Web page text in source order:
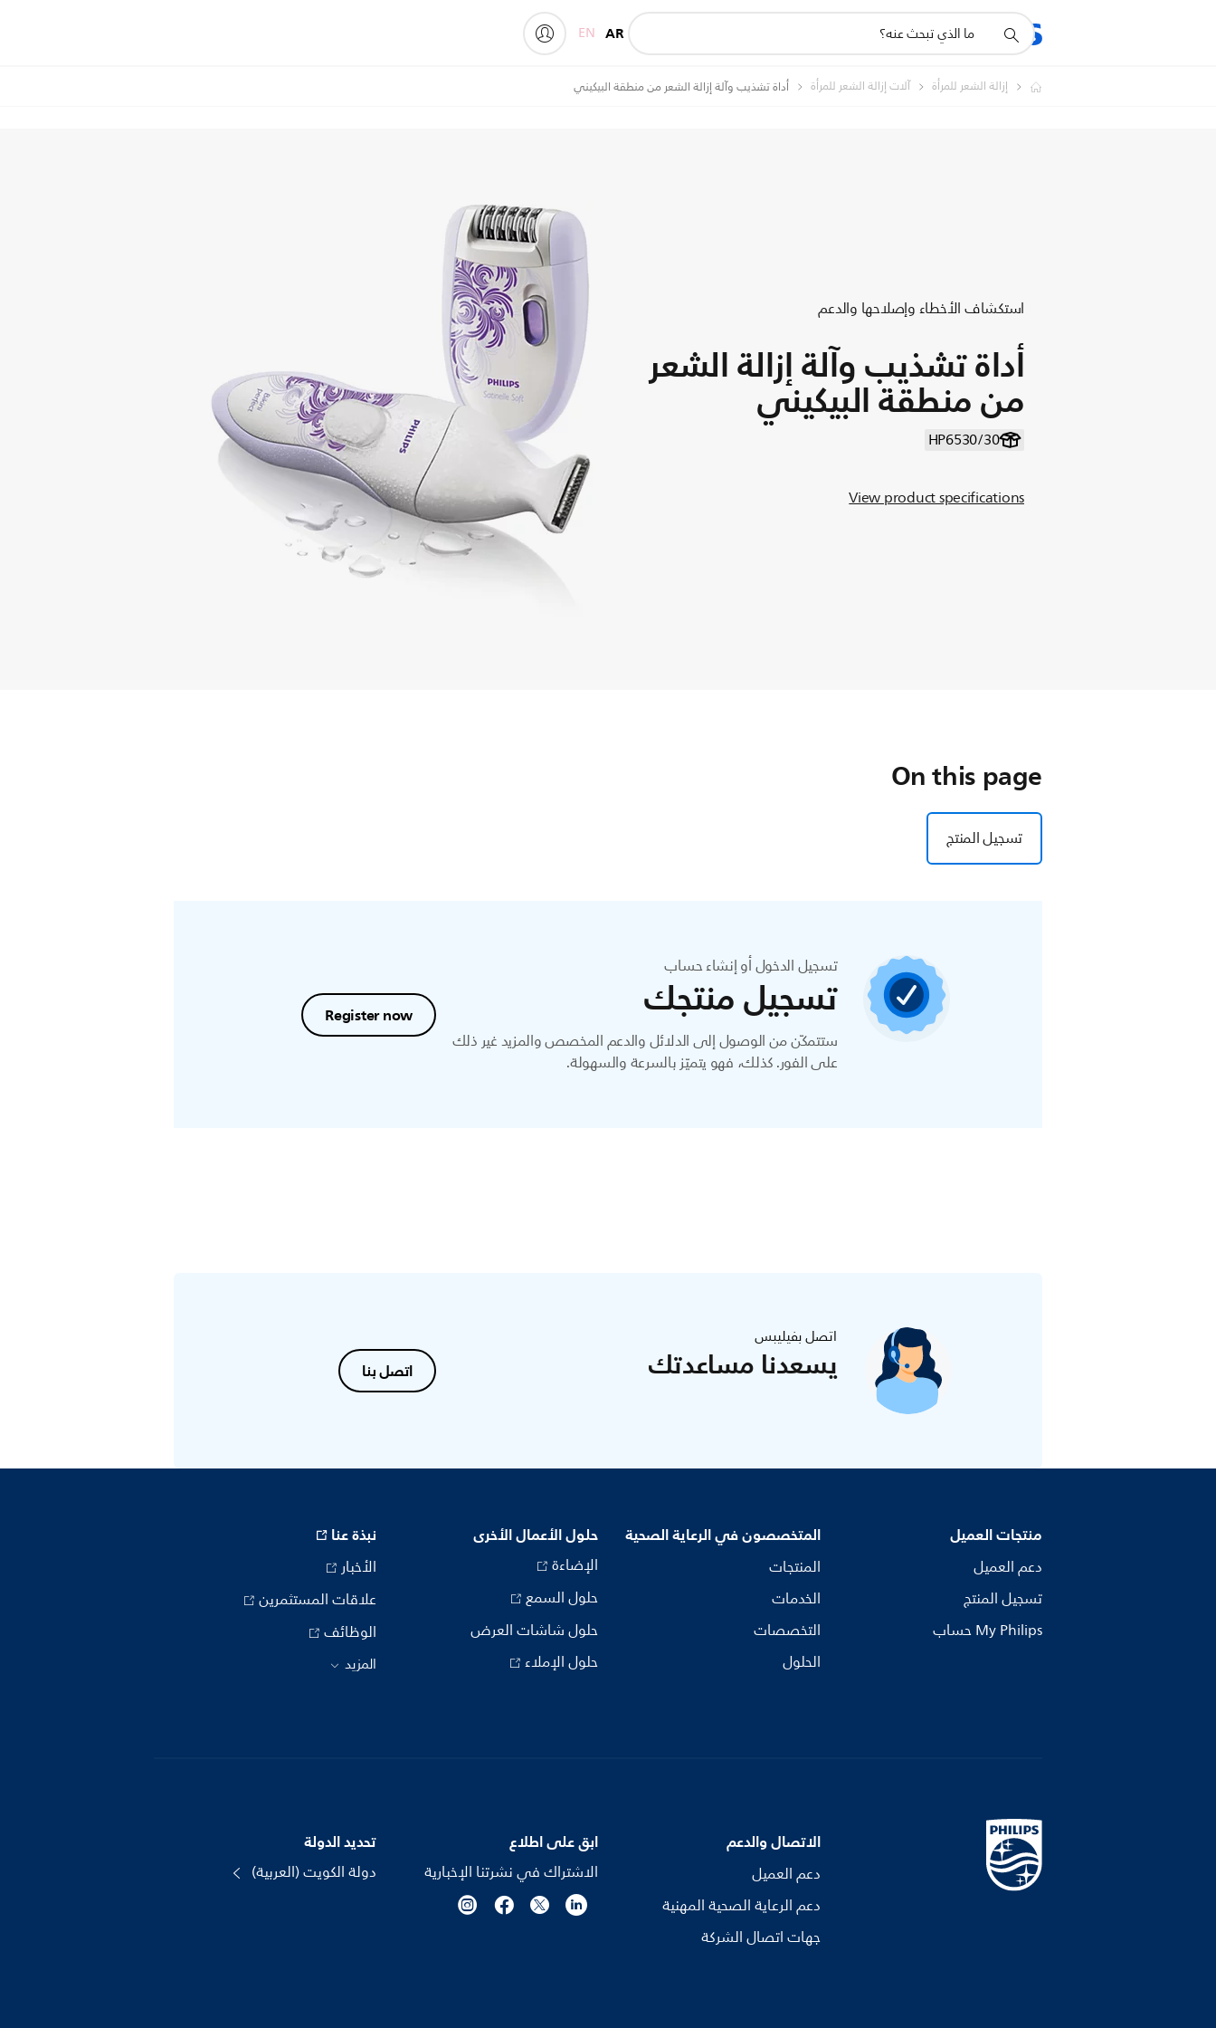
المنتجات
أيقونة
دعم
AR
EN
إزالة الشعر للمرأة آلات إزالة الشعر للمرأة أداة تشذيب وآلة إزالة الشعر من منطقة البيكيني
استكشاف الأخطاء وإصلاحها والدعم
أداة تشذيب وآلة إزالة الشعر
من منطقة البيكيني
HP6530/30
View product specifications
On this page
تسجيل المنتج
تسجيل الدخول أو إنشاء حساب
تسجيل منتجك
ستتمكّن من الوصول إلى الدلائل والدعم المخصص والمزيد غير ذلك
على الفور. كذلك، فهو يتميّز بالسرعة والسهولة.
Register now
اتصل بفيليبس
يسعدنا مساعدتك اتصل بنا
منتجات العميل
دعم العميل
تسجيل المنتج
My Philips حساب
المتخصصون في الرعاية الصحية
المنتجات
الخدمات
التخصصات
الحلول
حلول الأعمال الأخرى
الإضاءة
حلول السمع
حلول شاشات العرض
حلول الإملاء
نبذة عنا
الأخبار
علاقات المستثمرين
الوظائف
المزيد
الاتصال والدعم
دعم العميل
دعم الرعاية الصحية المهنية
جهات اتصال الشركة
ابق على اطلاع
الاشتراك في نشرتنا الإخبارية
تحديد الدولة
دولة الكويت (العربية)